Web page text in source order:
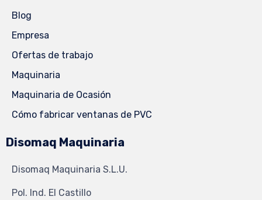
Blog
Empresa
Ofertas de trabajo
Maquinaria
Maquinaria de Ocasión
Cómo fabricar ventanas de PVC
Disomaq Maquinaria
Disomaq Maquinaria S.L.U.
Pol. Ind. El Castillo